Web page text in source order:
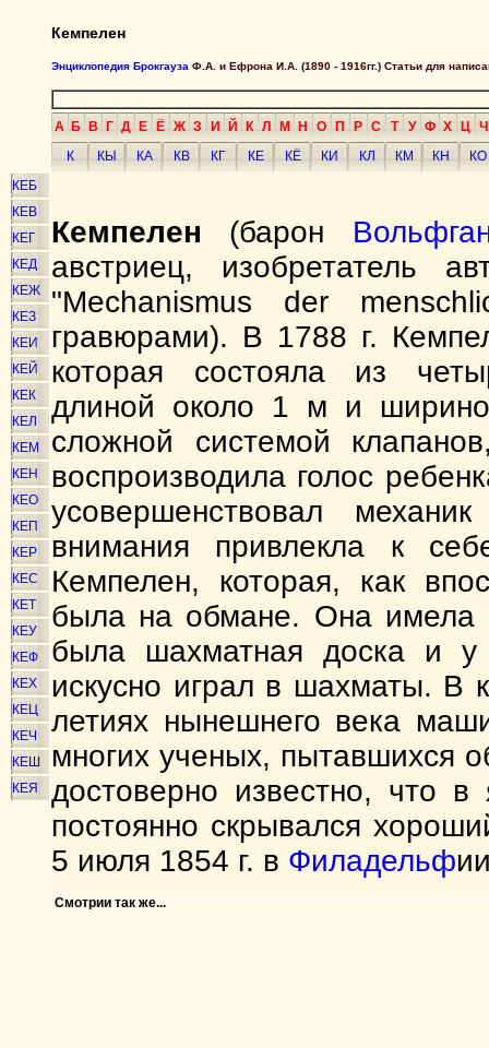
Кемпелен
Энциклопедия Брокгауза Ф.А. и Ефрона И.А. (1890 - 1916гг.) Статьи для
А Б В Г Д Е Ё Ж З И Й К Л М Н О П Р С Т У Ф Х Ц Ч
К
КЫ КА КВ КГ КЕ КЁ КИ КЛ КМ КН
КО
КЕБ
КЕВ
КЕГ
КЕД
КЕЖ
КЕЗ
КЕИ
КЕЙ
КЕК
КЕЛ
КЕМ
КЕН
КЕО
КЕП
КЕР
КЕС
КЕТ
КЕУ
КЕФ
КЕХ
КЕЦ
КЕЧ
КЕШ
КЕЯ
Кемпелен (барон
австриец, изобретатель
"Mechanismus der
гравюрами). В 1788 г.
которая состояла из
длиной около 1 м и
сложной системой
воспроизводила голос
усовершенствовал
внимания привлекла к
Кемпелен, которая, как
была на обмане. Она имела
была шахматная доска и у
искусно играл в шахматы. В
летиях нынешнего века
многих ученых, пытавшихся
достоверно известно, что
постоянно скрывался
5 июля 1854 г. в Филадельф
Смотрии так же...